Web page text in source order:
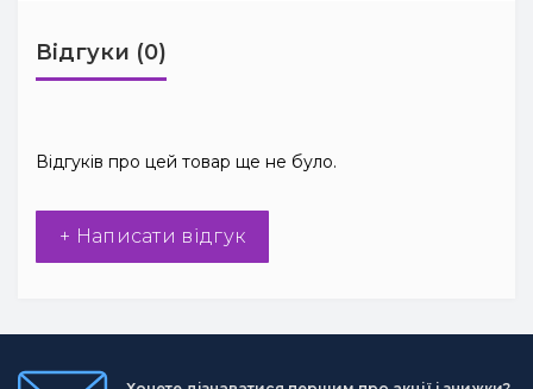
Відгуки (0)
Відгуків про цей товар ще не було.
+ Написати відгук